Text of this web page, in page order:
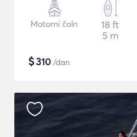
Motorni čoln
18 ft
5 m
$310 /dan